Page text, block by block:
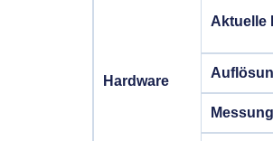
Hardware
Aktuelle